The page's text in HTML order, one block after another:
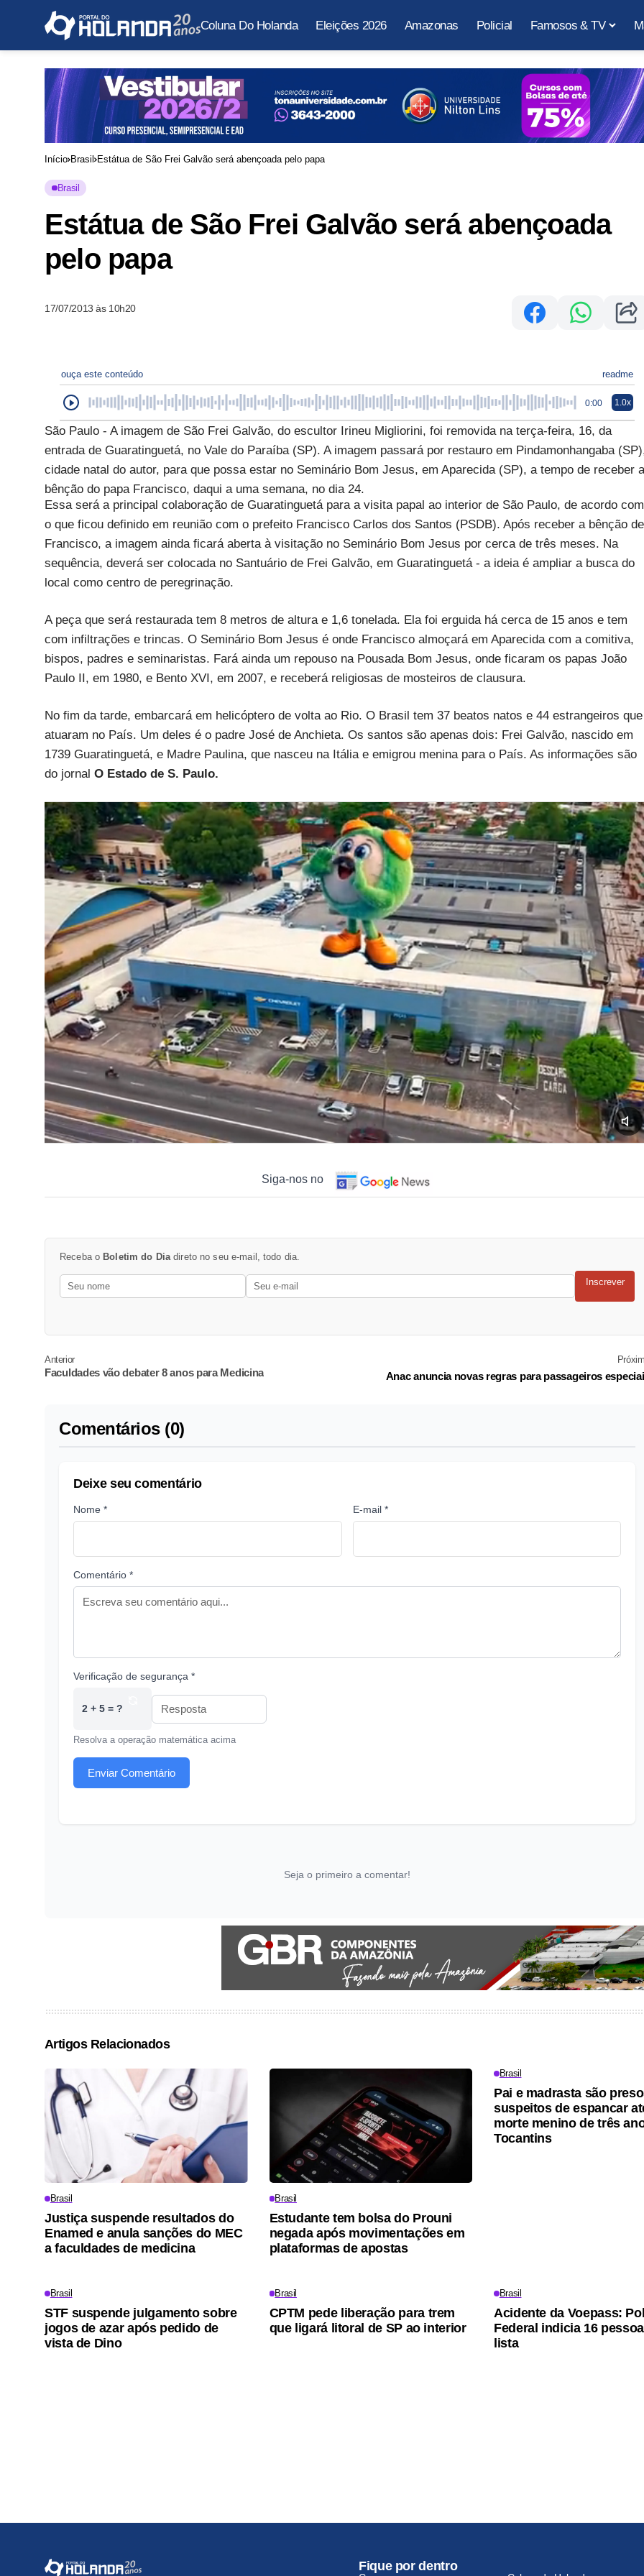
Coluna Do Holanda Eleições 2026 Amazonas Policial Famosos & TV
Início Brasil Estátua de São Frei Galvão será abençoada pelo papa
Brasil
Estátua de São Frei Galvão será abençoada
pelo papa
17/07/2013 às 10h20
ouça este conteúdo readme
0:00 1.0x
São Paulo - A imagem de São Frei Galvão, do escultor Irineu Migliorini, foi removida na terça-feira, 16, da
entrada de Guaratinguetá, no Vale do Paraíba (SP). A imagem passará por restauro em Pindamonhangaba
cidade natal do autor, para que possa estar no Seminário Bom Jesus, em Aparecida (SP), a tempo de receber a
bênção do papa Francisco, daqui a uma semana, no dia 24.
Essa será a principal colaboração de Guaratinguetá para a visita papal ao interior de São Paulo, de acordo com
o que ficou definido em reunião com o prefeito Francisco Carlos dos Santos (PSDB). Após receber a bênção de
Francisco, a imagem ainda ficará aberta à visitação no Seminário Bom Jesus por cerca de três meses. Na
sequência, deverá ser colocada no Santuário de Frei Galvão, em Guaratinguetá - a ideia é ampliar a busca do
local como centro de peregrinação.
A peça que será restaurada tem 8 metros de altura e 1,6 tonelada. Ela foi erguida há cerca de 15 anos e tem
com infiltrações e trincas. O Seminário Bom Jesus é onde Francisco almoçará em Aparecida com a comitiva,
bispos, padres e seminaristas. Fará ainda um repouso na Pousada Bom Jesus, onde ficaram os papas João
Paulo II, em 1980, e Bento XVI, em 2007, e receberá religiosas de mosteiros de clausura.
No fim da tarde, embarcará em helicóptero de volta ao Rio. O Brasil tem 37 beatos natos e 44 estrangeiros que
atuaram no País. Um deles é o padre José de Anchieta. Os santos são apenas dois: Frei Galvão, nascido em
1739 Guaratinguetá, e Madre Paulina, que nasceu na Itália e emigrou menina para o País. As informações são
do jornal O Estado de S. Paulo.
Siga-nos no
Receba o Boletim do Diadireto no seu e-mail, todo dia.
Inscrever
Anterior
Faculdades vão debater 8 anos para Medicina Anac anuncia novas regras para passageiros
Comentários (0)
Deixe seu comentário
Nome * E-mail *
Comentário *
Verificação de segurança *
2 + 5 = ?
Resolva a operação matemática acima
Enviar Comentário
Seja o primeiro a comentar!
Artigos Relacionados
Brasil
Justiça suspende resultados do
Enamed e anula sanções do MEC
a faculdades de medicina
Brasil
Estudante tem bolsa do Prouni
negada após movimentações em
plataformas de apostas
Brasil
Pai e madrasta são
suspeitos de espancar
morte menino de três
Tocantins
Brasil
STF suspende julgamento sobre
jogos de azar após pedido de
vista de Dino
Brasil
CPTM pede liberação para trem
que ligará litoral de SP ao interior
Brasil
Acidente da Voepass:
Federal indicia 16
lista
Fique por dentro